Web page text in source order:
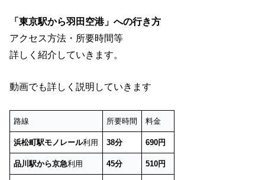
「東京駅から羽田空港」への行き方
アクセス方法・所要時間等
詳しく紹介していきます。
動画でも詳しく説明していきます
路線 所要時間 料金
浜松町駅モノレール利用 38分 690円
品川駅から京急利用 45分 510円